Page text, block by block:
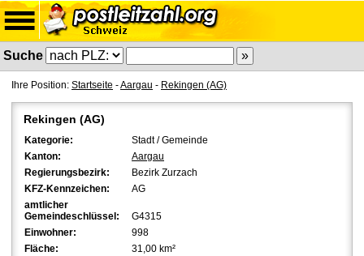
Suche
Ihre Position: Startseite -Aargau - Rekingen (AG)
Rekingen (AG)
Kategorie:
Stadt / Gemeinde
Kanton:
Aargau
Regierungsbezirk:
Bezirk Zurzach
KFZ-Kennzeichen:
AG
amtlicher
Gemeindeschlüssel:
G4315
Einwohner:
998
Fläche:
31,00 km²